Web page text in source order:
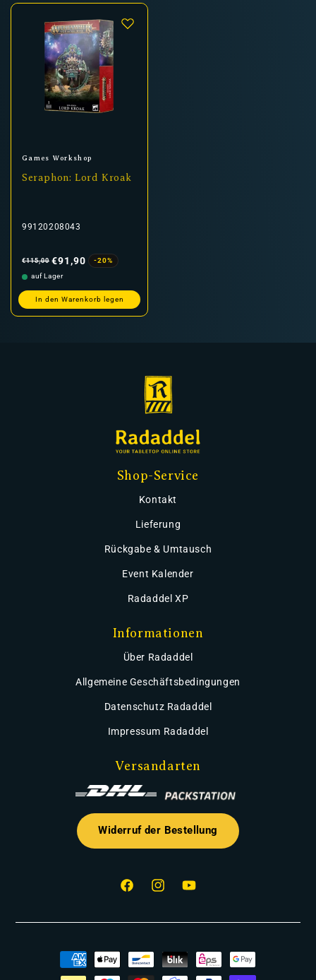
Anbieter:
Games Workshop
Seraphon: Lord Kroak
99120208043
Preis
€115,00 €91,90
-20%
auf Lager
In den Warenkorb legen
Shop-Service
Kontakt
Lieferung
Rückgabe & Umtausch
Event Kalender
Radaddel XP
Informationen
Über Radaddel
Allgemeine Geschäftsbedingungen
Datenschutz Radaddel
Impressum Radaddel
Versandarten
Widerruf der Bestellung
FacebookInstagramYouTube
Zahlungsmethoden